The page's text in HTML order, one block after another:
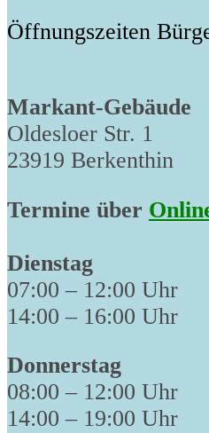
Öffnungszeiten
Markant-Gebäude
Oldesloer Str. 1
23919 Berkenthin
Termine über
Dienstag
07:00 – 12:00 Uhr
14:00 – 16:00 Uhr
Donnerstag
08:00 – 12:00 Uhr
14:00 – 19:00 Uhr